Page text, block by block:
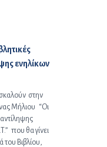
ενηλίκων
στην
Μήλιου “Οι
που θα γίνει
Βιβλίου,